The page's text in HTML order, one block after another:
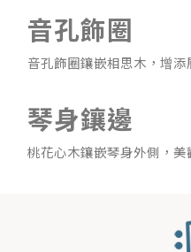
音孔飾圈
音孔飾圈鑲嵌相思木，增添
琴身鑲邊
桃花心木鑲嵌琴身外側，美